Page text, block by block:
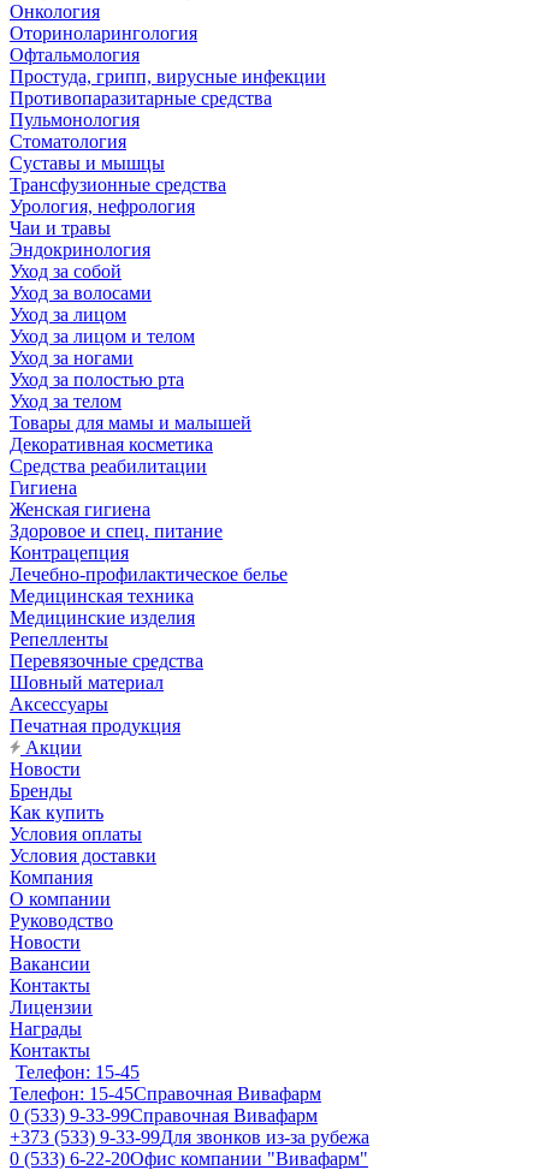
Онкология
Оториноларингология
Офтальмология
Простуда, грипп, вирусные инфекции
Противопаразитарные средства
Пульмонология
Стоматология
Суставы и мышцы
Трансфузионные средства
Урология, нефрология
Чаи и травы
Эндокринология
Уход за собой
Уход за волосами
Уход за лицом
Уход за лицом и телом
Уход за ногами
Уход за полостью рта
Уход за телом
Товары для мамы и малышей
Декоративная косметика
Средства реабилитации
Гигиена
Женская гигиена
Здоровое и спец. питание
Контрацепция
Лечебно-профилактическое белье
Медицинская техника
Медицинские изделия
Репелленты
Перевязочные средства
Шовный материал
Аксессуары
Печатная продукция
Акции
Новости
Бренды
Как купить
Условия оплаты
Условия доставки
Компания
О компании
Руководство
Новости
Вакансии
Контакты
Лицензии
Награды
Контакты
Телефон: 15-45
Телефон: 15-45Справочная Вивафарм
0 (533) 9-33-99Справочная Вивафарм
+373 (533) 9-33-99Для звонков из-за рубежа
0 (533) 6-22-20Офис компании "Вивафарм"